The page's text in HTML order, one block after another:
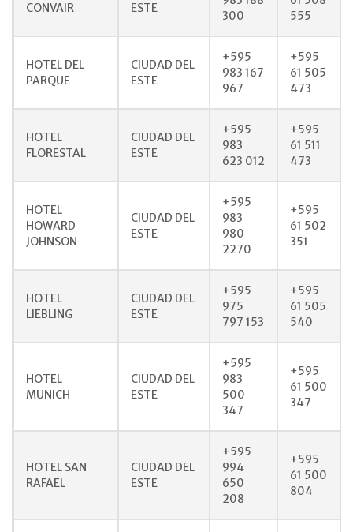
CONVAIR ESTE
300
555
HOTEL DEL
PARQUE
CIUDAD DEL
ESTE
+595
983 167
967
+595
61 505
473
HOTEL
FLORESTAL
CIUDAD DEL
ESTE
+595
983
623 012
+595
61 511
473
HOTEL
HOWARD
JOHNSON
CIUDAD DEL
ESTE
+595
983
980
2270
+595
61 502
351
HOTEL
LIEBLING
CIUDAD DEL
ESTE
+595
975
797 153
+595
61 505
540
HOTEL
MUNICH
CIUDAD DEL
ESTE
+595
983
500
347
+595
61 500
347
HOTEL SAN
RAFAEL
CIUDAD DEL
ESTE
+595
994
650
208
+595
61 500
804